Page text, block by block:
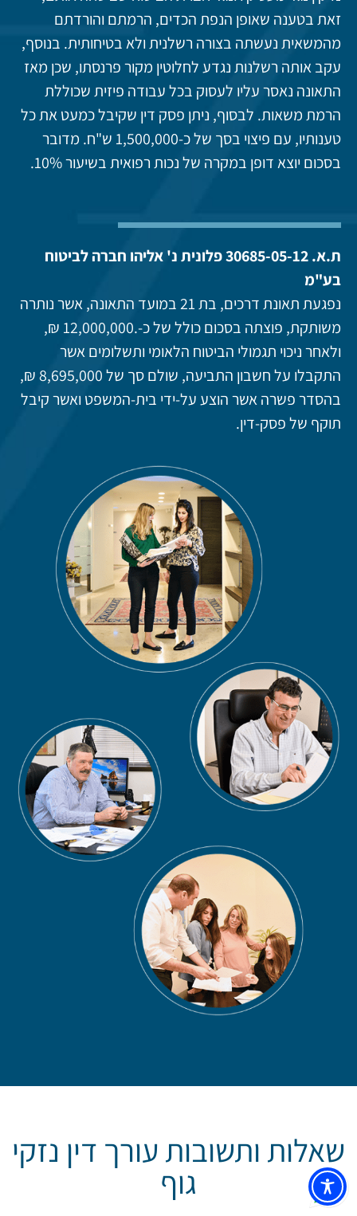
זאת בטענה שאופן הנפת הכדים, הרמתם והורדתם
מהמשאית נעשתה בצורה רשלנית ולא בטיחותית. בנוסף,
עקב אותה רשלנות נגדע לחלוטין מקור פרנסתו, שכן מאז
התאונה נאסר עליו לעסוק בכל עבודה פיזית שכוללת
הרמת משאות. לבסוף, ניתן פסק דין שקיבל כמעט את כל
טענותיו, עם פיצוי בסך של כ-1,500,000 ש"ח. מדובר
בסכום יוצא דופן במקרה של נכות רפואית בשיעור 10%.
ת.א. 30685-05-12 פלונית נ' אליהו חברה לביטוח
בע"מ
נפגעת תאונת דרכים, בת 21 במועד התאונה, אשר נותרה
משותקת, פוצתה בסכום כולל של כ-.12,000,000 ₪,
ולאחר ניכוי תגמולי הביטוח הלאומי ותשלומים אשר
התקבלו על חשבון התביעה, שולם סך של 8,695,000 ₪,
בהסדר פשרה אשר הוצע על-ידי בית-המשפט ואשר קיבל
תוקף של פסק-דין.
שאלות ותשובות עורך דין נזקי
גוף